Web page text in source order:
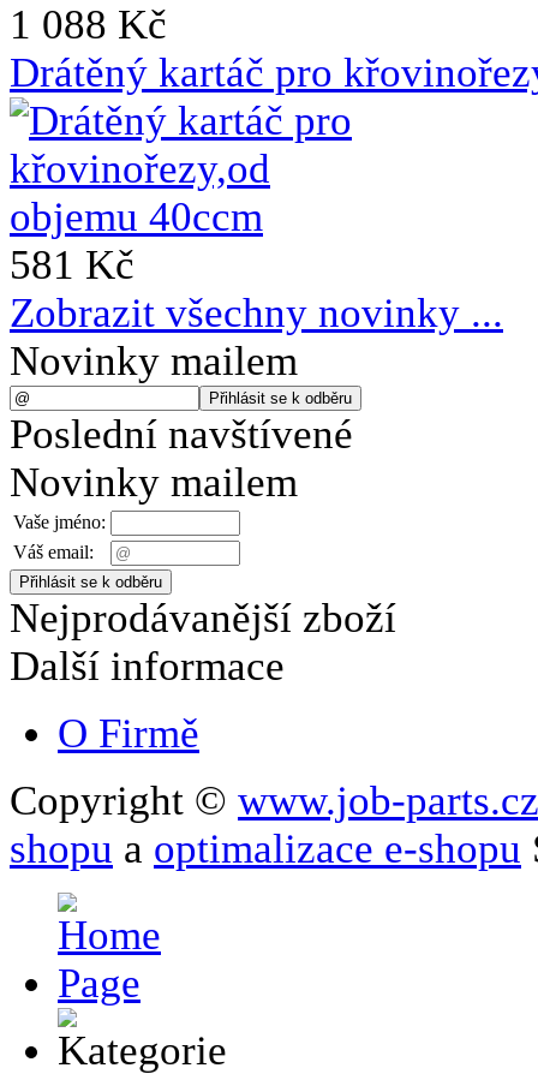
1 088 Kč
Drátěný kartáč pro
581 Kč
Zobrazit všechny novinky ...
Novinky mailem
Poslední navštívené
Novinky mailem
Vaše jméno:
Váš email:
Nejprodávanější zboží
Další informace
O Firmě
Copyright © www.job-parts.cz
shopu a optimalizace e-shopu